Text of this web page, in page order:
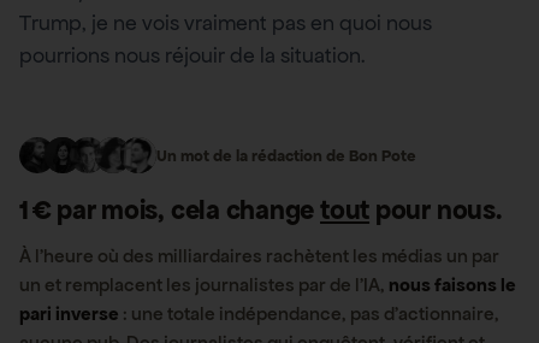
Trump, je ne vois vraiment pas en quoi nous
pourrions nous réjouir de la situation.
Un mot de la rédaction de Bon Pote
1 € par mois, cela changetout pour nous.
À l’heure où des milliardaires rachètent les médias un par
un et remplacent les journalistes par de l’IA, nous faisons le
pari inverse : une totale indépendance, pas d’actionnaire,